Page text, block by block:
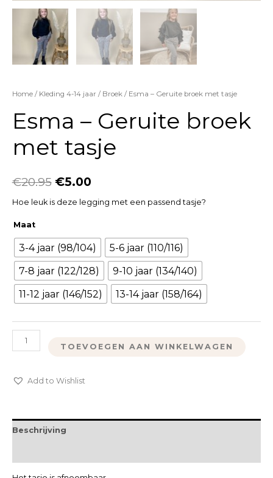
Home/ Kleding 4-14 jaar/ Broek/ Esma – Geruite broek met tasje
Esma – Geruite broek
met tasje
€20.95 €5.00
Hoe leuk is deze legging met een passend tasje?
Maat
3-4 jaar (98/104)
5-6 jaar (110/116)
7-8 jaar (122/128)
9-10 jaar (134/140)
11-12 jaar (146/152)
13-14 jaar (158/164)
TOEVOEGEN AAN WINKELWAGEN
Add to Wishlist
Beschrijving